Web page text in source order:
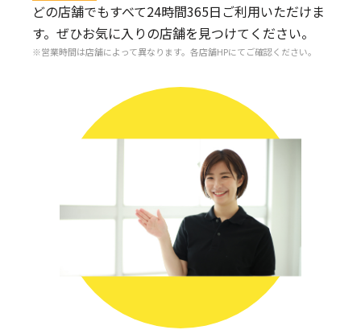
どの店舗でもすべて24時間365日ご利用いただけま
す。ぜひお気に入りの店舗を見つけてください。
営業時間は店舗によって異なります。各店舗HPにてご確認ください。